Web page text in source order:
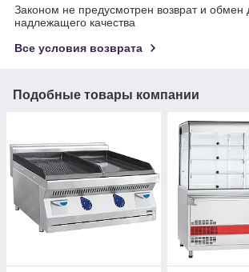
Законом не предусмотрен возврат и обмен
надлежащего качества
Все условия возврата
Подобные товары компании